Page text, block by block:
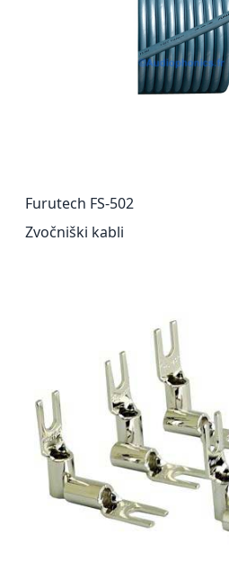
Furutech FS-502
Zvočniški kabli